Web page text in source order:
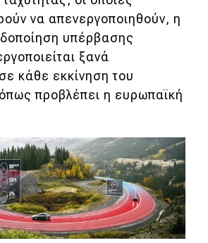
να απενεργοποιηθούν, η
υπέρβασης
ξανά
κάθε εκκίνηση του
προβλέπει η ευρωπαϊκή